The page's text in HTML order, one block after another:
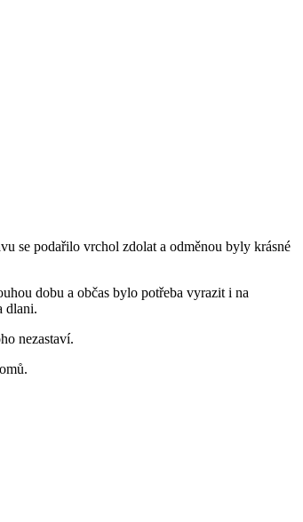
se podařilo vrchol zdolat a odměnou byly krásné
dobu a občas bylo potřeba vyrazit i na
dlani.
nezastaví.